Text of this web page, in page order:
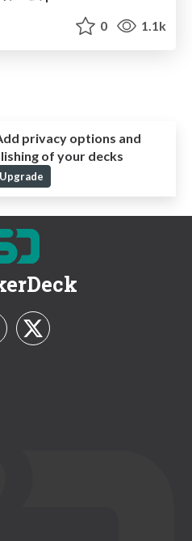
0 1.1k
privacy options and
of your decks
Upgrade